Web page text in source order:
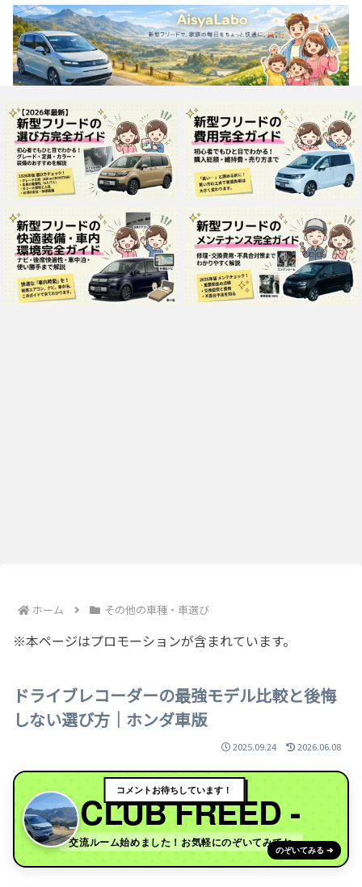
ホーム その他の車種・車選び
※本ページはプロモーションが含まれています。
ドライブレコーダーの最強モデル比較と後悔
しない選び方｜ホンダ車版
2025.09.24 2026.06.08
コメントお待ちしています！
- CLUB FREED -
交流ルーム始めました！お気軽にのぞいてみてね
のぞいてみる ➔